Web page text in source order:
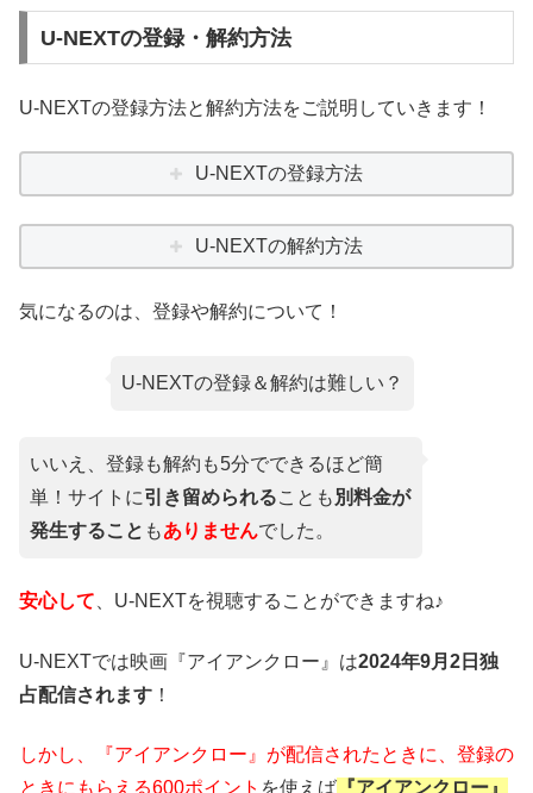
U-NEXTの登録・解約方法
U-NEXTの登録方法と解約方法をご説明していきます！
U-NEXTの登録方法
U-NEXTの解約方法
気になるのは、登録や解約について！
U-NEXTの登録＆解約は難しい？
いいえ、登録も解約も5分でできるほど簡
単！サイトに引き留められることも 別料金が
発生すること もありませんでした。
安心して 、U-NEXTを視聴することができますね♪
U-NEXTでは映画『アイアンクロー』は2024年9月2日独
占配信されます ！
しかし、『アイアンクロー』が配信されたときに、 登録の
ときにもらえる600ポイント を使えば 『アイアンクロー』